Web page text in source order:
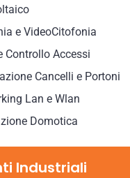
e VideoCitofonia
Controllo Accessi
Cancelli e Portoni
Lan e Wlan
Domotica
Industriali